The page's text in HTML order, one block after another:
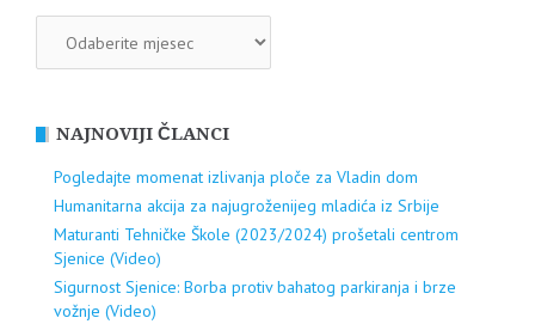
NAJNOVIJI ČLANCI
Pogledajte momenat izlivanja ploče za Vladin dom
Humanitarna akcija za najugroženijeg mladića iz Srbije
Maturanti Tehničke Škole (2023/2024) prošetali centrom
Sjenice (Video)
Sigurnost Sjenice: Borba protiv bahatog parkiranja i brze
vožnje (Video)